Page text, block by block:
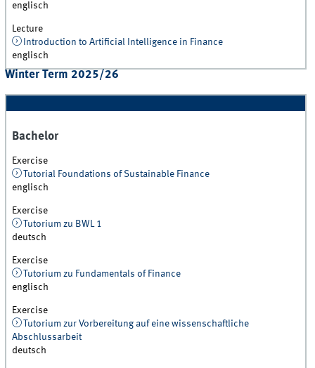
englisch
Lecture
Introduction to Artificial Intelligence in Finance
englisch
Winter Term 2025/26
Bachelor
Exercise
Tutorial Foundations of Sustainable Finance
englisch
Exercise
Tutorium zu BWL 1
deutsch
Exercise
Tutorium zu Fundamentals of Finance
englisch
Exercise
Tutorium zur Vorbereitung auf eine wissenschaftliche
Abschlussarbeit
deutsch